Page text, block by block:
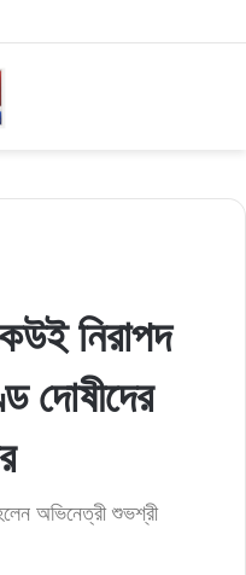
নিরাপদ
দোষীদের
অভিনেত্রী শুভশ্রী